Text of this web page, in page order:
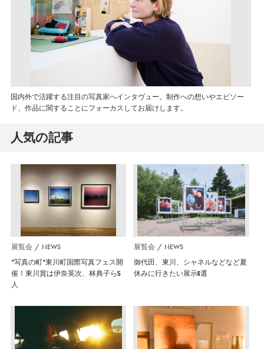
国内外で活躍する注目の写真家へインタヴュー。制作への想いやエピソー
ド、作品に関することにフォーカスしてお届けします。
人気の記事
展覧会 NEWS
”写真の町”東川町国際写真フェス開
催！東川賞は伊奈英次、林典子ら5
人
展覧会 NEWS
御代田、東川、シャネルなどなど夏
休みに行きたい展示6選